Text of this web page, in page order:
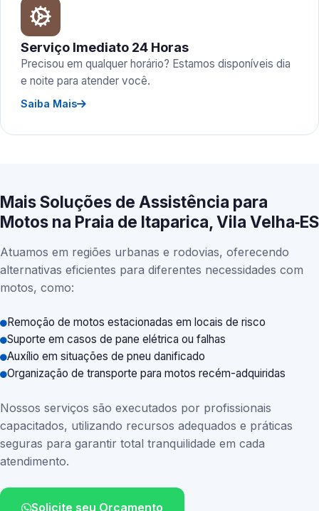
Serviço Imediato 24 Horas
Precisou em qualquer horário? Estamos disponíveis dia
e noite para atender você.
Saiba Mais
Mais Soluções de Assistência para
Motos na Praia de Itaparica, Vila Velha‑ES
Atuamos em regiões urbanas e rodovias, oferecendo
alternativas eficientes para diferentes necessidades com
motos, como:
Remoção de motos estacionadas em locais de risco
Suporte em casos de pane elétrica ou falhas
Auxílio em situações de pneu danificado
Organização de transporte para motos recém-adquiridas
Nossos serviços são executados por profissionais
capacitados, utilizando recursos adequados e práticas
seguras para garantir total tranquilidade em cada
atendimento.
Solicite seu Orçamento